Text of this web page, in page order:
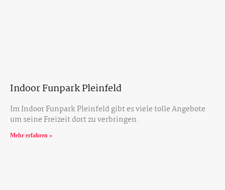
Indoor Funpark Pleinfeld
Im Indoor Funpark Pleinfeld gibt es viele tolle Angebote
um seine Freizeit dort zu verbringen.
Mehr erfahren »